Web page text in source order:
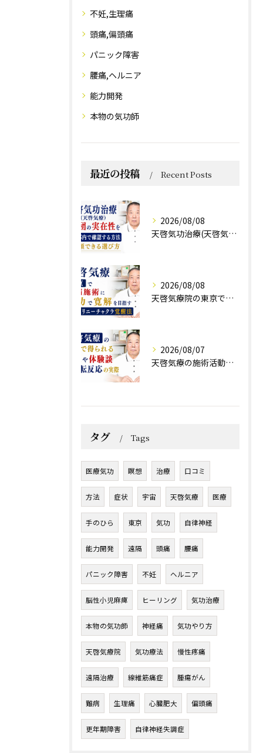
不妊,生理痛
頭痛,偏頭痛
パニック障害
腰痛,ヘルニア
能力開発
本物の気功師
最近の投稿 Recent Posts
2026/08/08
天啓気功治療(天啓気療)と財団の実在性を東京都内で確認する方法と信頼できる選び方
2026/08/08
天啓気療院の東京で難病施術に気功で寛解を目指すクンダリニーチャクラ覚醒法
2026/08/07
天啓気療の施術活動で得られる効果や体験談と好転反応の実際
タグ Tags
医療気功 瞑想 治療 口コミ
方法 症状 宇宙 天啓気療 医療
手のひら 東京 気功 自律神経
能力開発 遠隔 頭痛 腰痛
パニック障害 不妊 ヘルニア
脳性小児麻痺 ヒーリング 気功治療
本物の気功師 神経痛 気功やり方
天啓気療院 気功療法 慢性疼痛
遠隔治療 線維筋痛症 腫瘍がん
難病 生理痛 心臓肥大 偏頭痛
更年期障害 自律神経失調症